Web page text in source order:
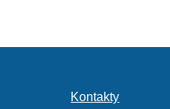
Kontakty